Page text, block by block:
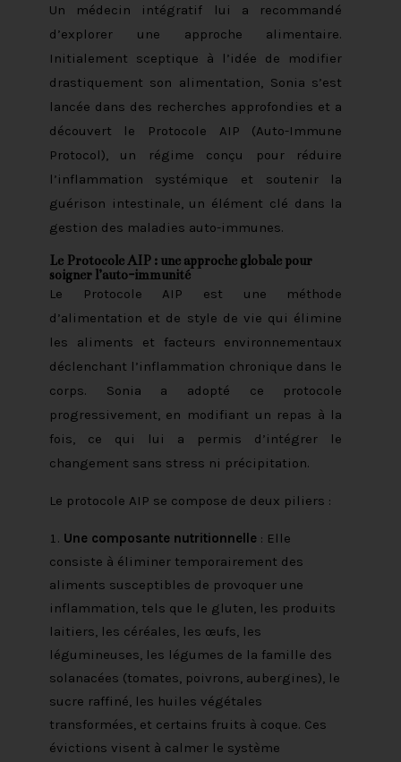
Un médecin intégratif lui a recommandé
d’explorer une approche alimentaire.
Initialement sceptique à l’idée de modifier
drastiquement son alimentation, Sonia s’est
lancée dans des recherches approfondies et a
découvert le Protocole AIP (Auto-Immune
Protocol), un régime conçu pour réduire
l’inflammation systémique et soutenir la
guérison intestinale, un élément clé dans la
gestion des maladies auto-immunes.
Le Protocole AIP : une approche globale pour
soigner l’auto-immunité
Le Protocole AIP est une méthode
d’alimentation et de style de vie qui élimine
les aliments et facteurs environnementaux
déclenchant l’inflammation chronique dans le
corps. Sonia a adopté ce protocole
progressivement, en modifiant un repas à la
fois, ce qui lui a permis d’intégrer le
changement sans stress ni précipitation.
Le protocole AIP se compose de deux piliers :
Une composante nutritionnelle: Elle
consiste à éliminer temporairement des
aliments susceptibles de provoquer une
inflammation, tels que le gluten, les produits
laitiers, les céréales, les œufs, les
légumineuses, les légumes de la famille des
solanacées (tomates, poivrons, aubergines), le
sucre raffiné, les huiles végétales
transformées, et certains fruits à coque. Ces
évictions visent à calmer le système